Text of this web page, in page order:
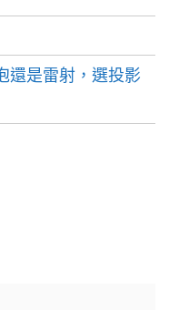
還是雷射，選投影